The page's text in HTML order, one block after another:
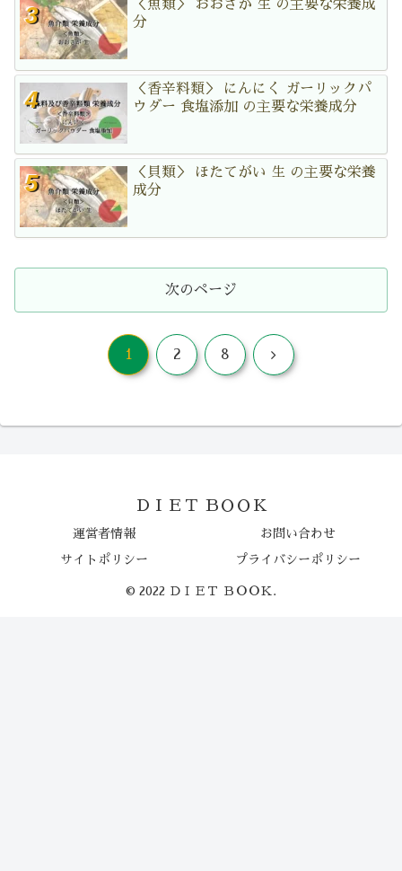
＜魚類＞ おおさが 生 の主要な栄養成
分
＜香辛料類＞ にんにく ガーリックパ
ウダー 食塩添加 の主要な栄養成分
＜貝類＞ ほたてがい 生 の主要な栄養
成分
次のページ
1 2 8 次
ＤＩＥＴ ＢＯＯＫ
運営者情報 お問い合わせ
サイトポリシー プライバシーポリシー
© 2022 ＤＩＥＴ ＢＯＯＫ.